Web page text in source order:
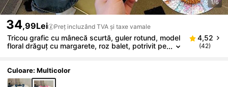
1/6
34,99Lei Preț incluzând TVA și taxe vamale
Tricou grafic cu mânecă scurtă, guler rotund, model
floral drăguț cu margarete, roz balet, potrivit pe
4,52
(42)
Culoare: Multicolor